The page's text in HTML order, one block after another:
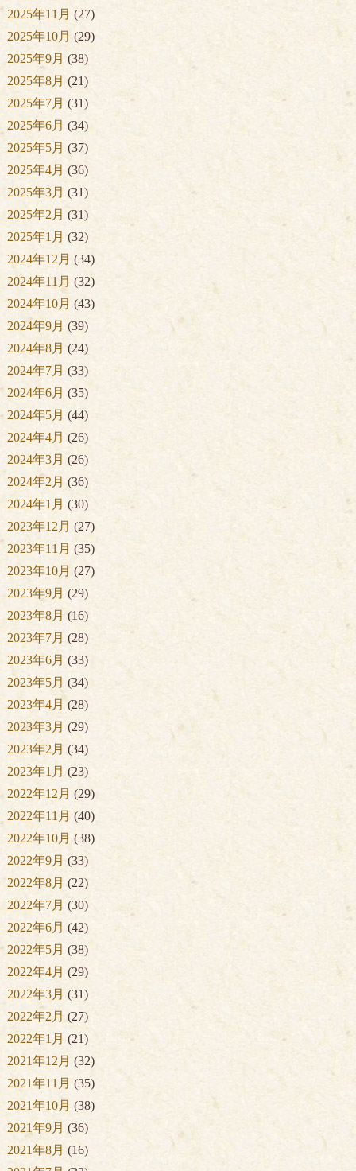
2025年11月 (27)
2025年10月 (29)
2025年9月 (38)
2025年8月 (21)
2025年7月 (31)
2025年6月 (34)
2025年5月 (37)
2025年4月 (36)
2025年3月 (31)
2025年2月 (31)
2025年1月 (32)
2024年12月 (34)
2024年11月 (32)
2024年10月 (43)
2024年9月 (39)
2024年8月 (24)
2024年7月 (33)
2024年6月 (35)
2024年5月 (44)
2024年4月 (26)
2024年3月 (26)
2024年2月 (36)
2024年1月 (30)
2023年12月 (27)
2023年11月 (35)
2023年10月 (27)
2023年9月 (29)
2023年8月 (16)
2023年7月 (28)
2023年6月 (33)
2023年5月 (34)
2023年4月 (28)
2023年3月 (29)
2023年2月 (34)
2023年1月 (23)
2022年12月 (29)
2022年11月 (40)
2022年10月 (38)
2022年9月 (33)
2022年8月 (22)
2022年7月 (30)
2022年6月 (42)
2022年5月 (38)
2022年4月 (29)
2022年3月 (31)
2022年2月 (27)
2022年1月 (21)
2021年12月 (32)
2021年11月 (35)
2021年10月 (38)
2021年9月 (36)
2021年8月 (16)